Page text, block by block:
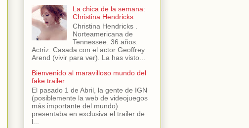
La chica de la semana:
Christina Hendricks
Christina Hendricks .
Norteamericana de
Tennessee. 36 años.
Actriz. Casada con el actor Geoffrey
Arend (vivir para ver). La has visto...
Bienvenido al maravilloso mundo del
fake trailer
El pasado 1 de Abril, la gente de IGN
(posiblemente la web de videojuegos
más importante del mundo)
presentaba en exclusiva el trailer de
l...